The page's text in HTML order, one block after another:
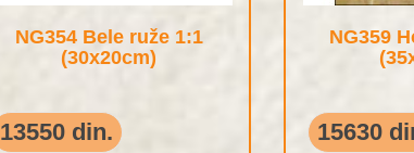
NG354 Bele ruže 1:1
(30x20cm)
13550 din.
NG359
15630